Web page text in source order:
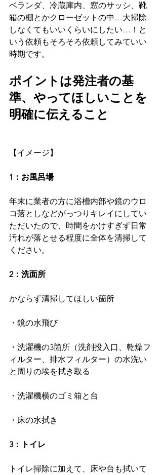
ベランダ、冷蔵庫内、窓のサッシ、靴
箱の棚とかクローゼットの中…大掃除
しなくてもいいくらいにしたい…！と
いう依頼もそろそろ依頼してみていい
時期です。
ポイントは発注者の基
準、やってほしいことを
明確に伝えること
【イメージ】
1：お風呂場
年末に業者の方に浴槽内部や鏡のウロ
コ落としなどがっつりキレイにしてい
ただいたので、時間をかけすぎず日常
汚れが落とせる程度に全体を清掃して
ください。
2：洗面所
かならず清掃してほしい箇所
・鏡の水飛び
・洗濯機の3箇所（洗剤投入口、乾燥フ
ィルター、排水フィルター）の水洗い
と周りの埃を拭き取る
・洗濯機横のゴミ箱と台
・床の水拭き
3：トイレ
トイレ掃除に加えて、床や台も拭いて